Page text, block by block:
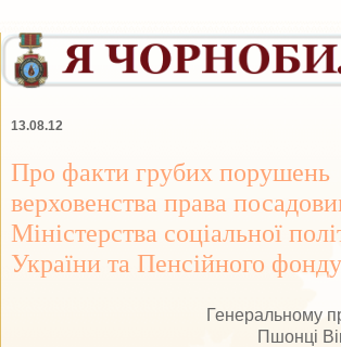
13.08.12
Про факти грубих порушень
верховенства права
Міністерства соціальної
України та Пенсійного
Генеральному
Пшонці